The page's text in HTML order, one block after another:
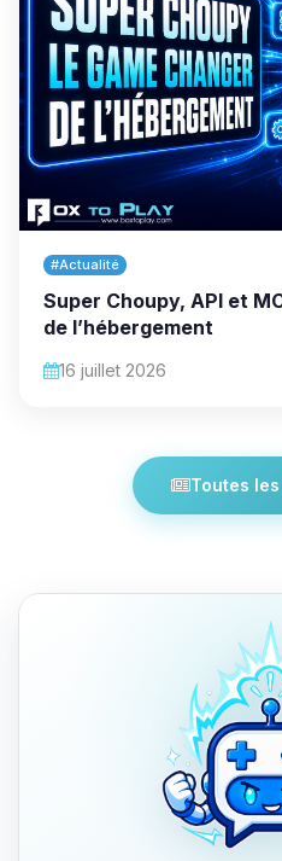
#Actualité
Super Choupy, API et
de l’hébergement
16 juillet 2026
Toutes